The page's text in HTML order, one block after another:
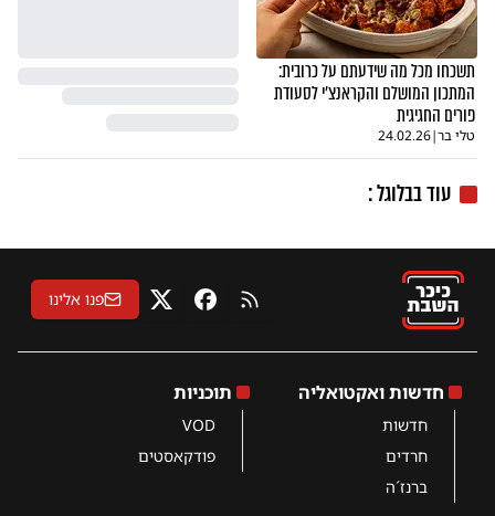
תשכחו מכל מה שידעתם על כרובית:
המתכון המושלם והקראנצ'י לסעודת
פורים החגיגית
טלי בר|
24.02.26
עוד בבלוגל :
RSS פייסבוקX פנו אלינו
חדשות ואקטואליה
חדשות
חרדים
ברנז´ה
תוכניות
VOD
פודקאסטים